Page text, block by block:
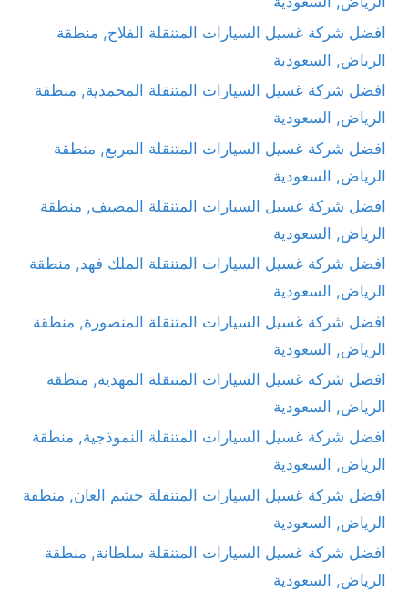
افضل شركة غسيل السيارات المتنقلة الفلاح, منطقة
الرياض, السعودية
افضل شركة غسيل السيارات المتنقلة المحمدية, منطقة
الرياض, السعودية
افضل شركة غسيل السيارات المتنقلة المربع, منطقة
الرياض, السعودية
افضل شركة غسيل السيارات المتنقلة المصيف, منطقة
الرياض, السعودية
افضل شركة غسيل السيارات المتنقلة الملك فهد, منطقة
الرياض, السعودية
افضل شركة غسيل السيارات المتنقلة المنصورة, منطقة
الرياض, السعودية
افضل شركة غسيل السيارات المتنقلة المهدية, منطقة
الرياض, السعودية
افضل شركة غسيل السيارات المتنقلة النموذجية, منطقة
الرياض, السعودية
افضل شركة غسيل السيارات المتنقلة خشم العان, منطقة
الرياض, السعودية
افضل شركة غسيل السيارات المتنقلة سلطانة, منطقة
الرياض, السعودية